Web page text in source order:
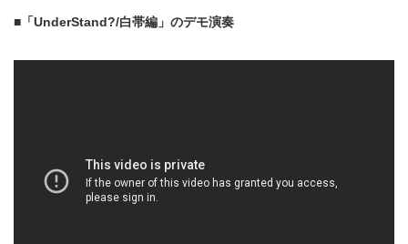
■「UnderStand?/白帯編」のデモ演奏